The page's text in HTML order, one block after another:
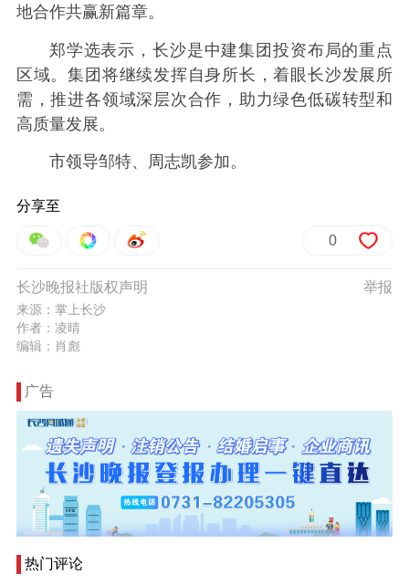
地合作共赢新篇章。
郑学选表示，长沙是中建集团投资布局的重点
区域。集团将继续发挥自身所长，着眼长沙发展所
需，推进各领域深层次合作，助力绿色低碳转型和
高质量发展。
市领导邹特、周志凯参加。
分享至
0
举报
长沙晚报社版权声明
来源：掌上长沙
作者：凌晴
编辑：肖彪
广告
热门评论